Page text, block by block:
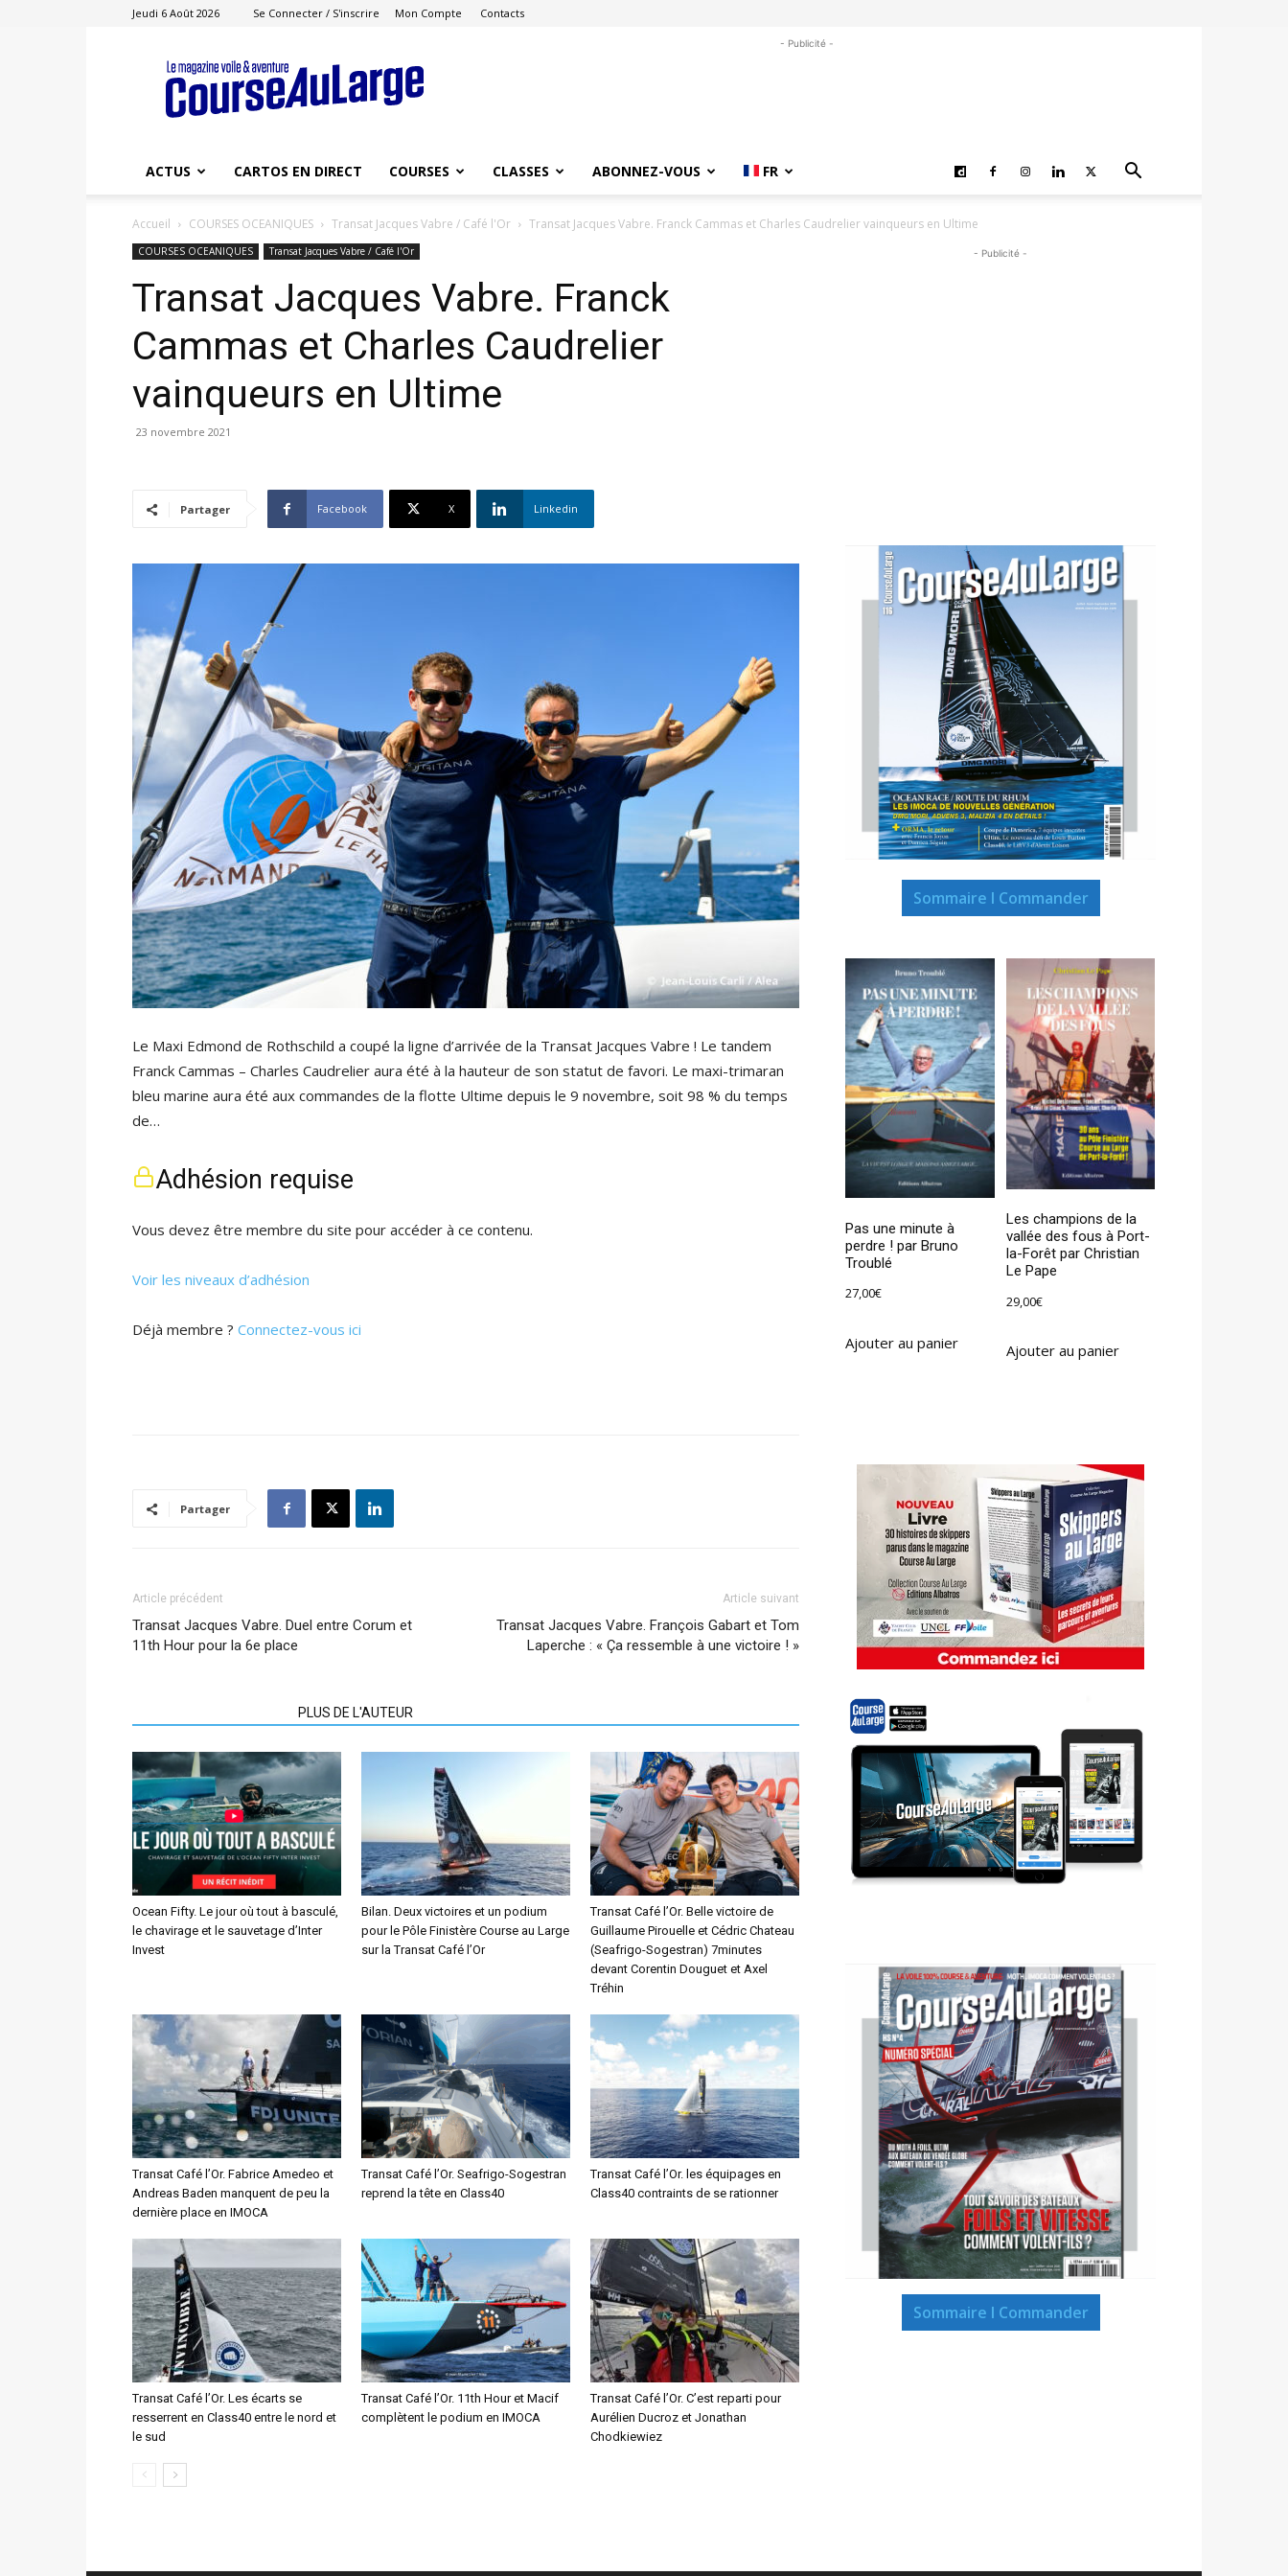
Jeudi 6 Août 2026 Se Connecter / S'inscrire Mon Compte Contacts
Course
au
Large
- Publicité -
ACTUS CARTOS EN DIRECT COURSES CLASSES ABONNEZ-VOUS FR
Accueil COURSES OCEANIQUES Transat Jacques Vabre / Café l'Or Transat Jacques Vabre. Franck Cammas et Charles Caudrelier vainqueurs en Ultime
COURSES OCEANIQUES Transat Jacques Vabre / Café l'Or
Transat Jacques Vabre. Franck
Cammas et Charles Caudrelier
vainqueurs en Ultime
23 novembre 2021
Partager Facebook X Linkedin
Le Maxi Edmond de Rothschild a coupé la ligne d’arrivée de la Transat Jacques Vabre ! Le tandem
Franck Cammas – Charles Caudrelier aura été à la hauteur de son statut de favori. Le maxi-trimaran
bleu marine aura été aux commandes de la flotte Ultime depuis le 9 novembre, soit 98 % du temps
de…
Adhésion requise
Vous devez être membre du site pour accéder à ce contenu.
Voir les niveaux d’adhésion
Déjà membre ? Connectez-vous ici
Partager
Article précédent
Transat Jacques Vabre. Duel entre Corum et
11th Hour pour la 6e place
Article suivant
Transat Jacques Vabre. François Gabart et Tom
Laperche : « Ça ressemble à une victoire ! »
PLUS DE L'AUTEUR
Ocean Fifty. Le jour où tout à basculé,
le chavirage et le sauvetage d’Inter
Invest
Bilan. Deux victoires et un podium
pour le Pôle Finistère Course au Large
sur la Transat Café l’Or
Transat Café l’Or. Belle victoire de
Guillaume Pirouelle et Cédric Chateau
(Seafrigo-Sogestran) 7minutes
devant Corentin Douguet et Axel
Tréhin
Transat Café l’Or. Fabrice Amedeo et
Andreas Baden manquent de peu la
dernière place en IMOCA
Transat Café l’Or. Seafrigo-Sogestran
reprend la tête en Class40
Transat Café l’Or. les équipages en
Class40 contraints de se rationner
Transat Café l’Or. Les écarts se
resserrent en Class40 entre le nord et
le sud
Transat Café l’Or. 11th Hour et Macif
complètent le podium en IMOCA
Transat Café l’Or. C’est reparti pour
Aurélien Ducroz et Jonathan
Chodkiewiez
- Publicité -
Sommaire I Commander
Pas une minute à
perdre ! par Bruno
Troublé
27,00€
Ajouter au panier
Les champions de la
vallée des fous à Port-
la-Forêt par Christian
Le Pape
29,00€
Ajouter au panier
Sommaire I Commander